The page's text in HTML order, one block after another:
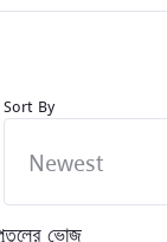
Sort By